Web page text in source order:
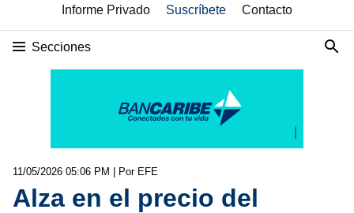
Informe Privado Suscríbete Contacto
Secciones
11/05/2026 05:06 PM | Por EFE
Alza en el precio del